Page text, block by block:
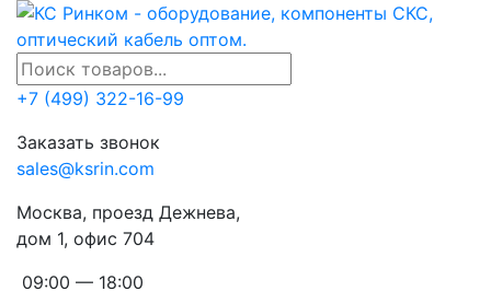
+7 (499) 322-16-99
Заказать звонок
sales@ksrin.com
Москва, проезд Дежнева,
дом 1, офис 704
09:00 — 18:00